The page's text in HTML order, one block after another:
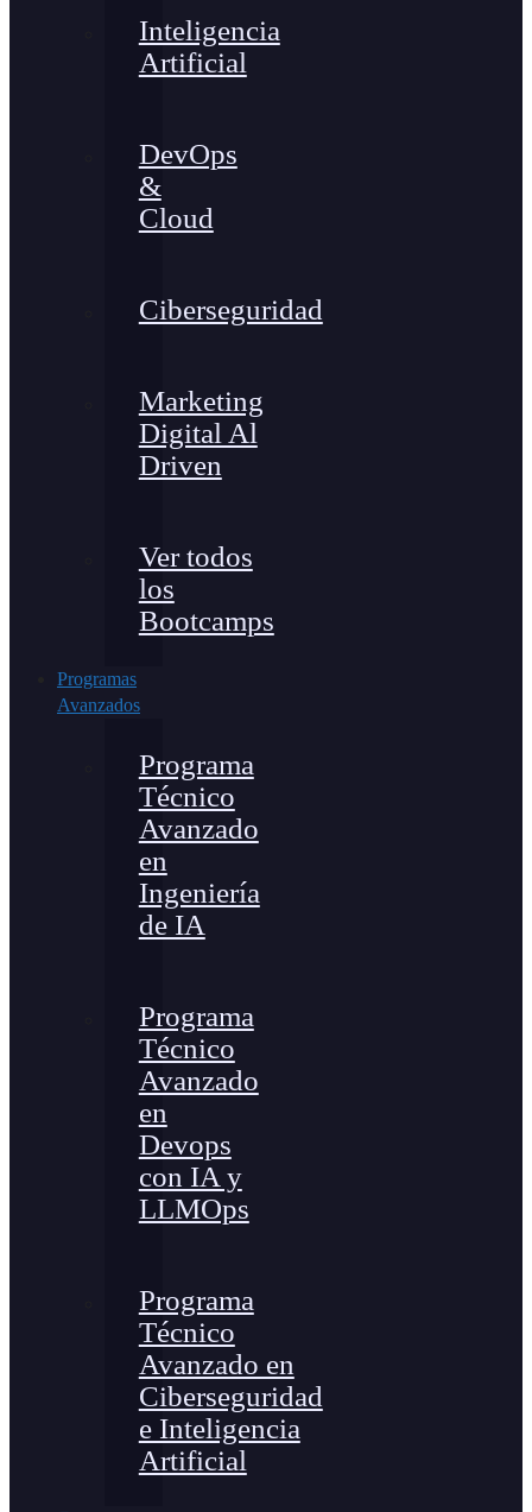
Inteligencia
Artificial
DevOps
&
Cloud
Ciberseguridad
Marketing
Digital Al
Driven
Ver todos
los
Bootcamps
Programas
Avanzados
Programa
Técnico
Avanzado
en
Ingeniería
de IA
Programa
Técnico
Avanzado
en
Devops
con IA y
LLMOps
Programa
Técnico
Avanzado en
Ciberseguridad
e Inteligencia
Artificial